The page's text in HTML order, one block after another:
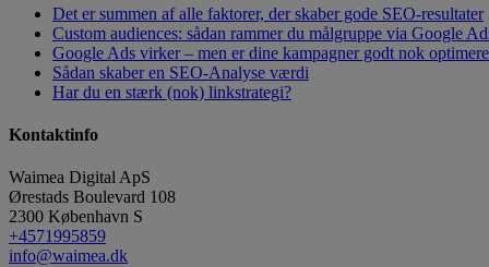
Det er summen af alle faktorer, der skaber gode SEO-resultater
Custom audiences: sådan rammer du målgruppe via Google
Google Ads virker – men er dine kampagner godt nok
Sådan skaber en SEO-Analyse værdi
Har du en stærk (nok) linkstrategi?
Kontaktinfo
Waimea Digital ApS
Ørestads Boulevard 108
2300 København S
+4571995859
info@waimea.dk